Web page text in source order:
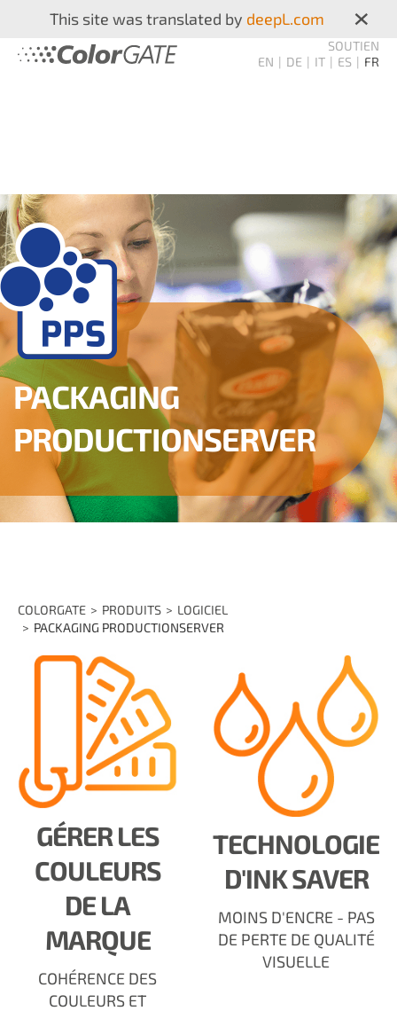
This site was translated by deepL.com ×
SOUTIEN
EN
DE IT ES FR
PACKAGING
PRODUCTIONSERVER
COLORGATE PRODUITS
LOGICIEL
PACKAGING PRODUCTIONSERVER
GÉRER LES
COULEURS
DE LA
MARQUE
COHÉRENCE DES
COULEURS ET
TECHNOLOGIE
D'INK SAVER
MOINS D'ENCRE - PAS
DE PERTE DE QUALITÉ
VISUELLE